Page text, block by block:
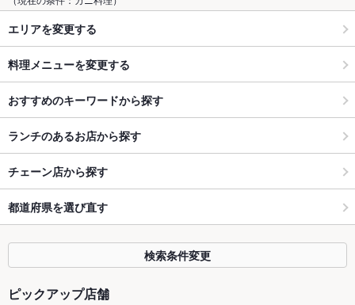
エリアを変更する
料理メニューを変更する
おすすめのキーワードから探す
ランチのあるお店から探す
チェーン店から探す
都道府県を選び直す
検索条件変更
ピックアップ店舗